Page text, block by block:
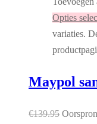
Opties
variaties.
Maypol
€139.95